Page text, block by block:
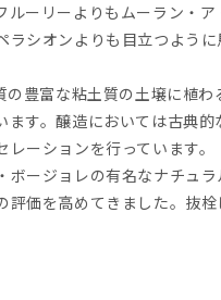
ーリーよりもムーラン・
シオンよりも目立つよう
豊富な粘土質の土壌に植わ
す。醸造においては古典
ーションを行っています。
ージョレの有名なナチュ
価を高めてきました。抜